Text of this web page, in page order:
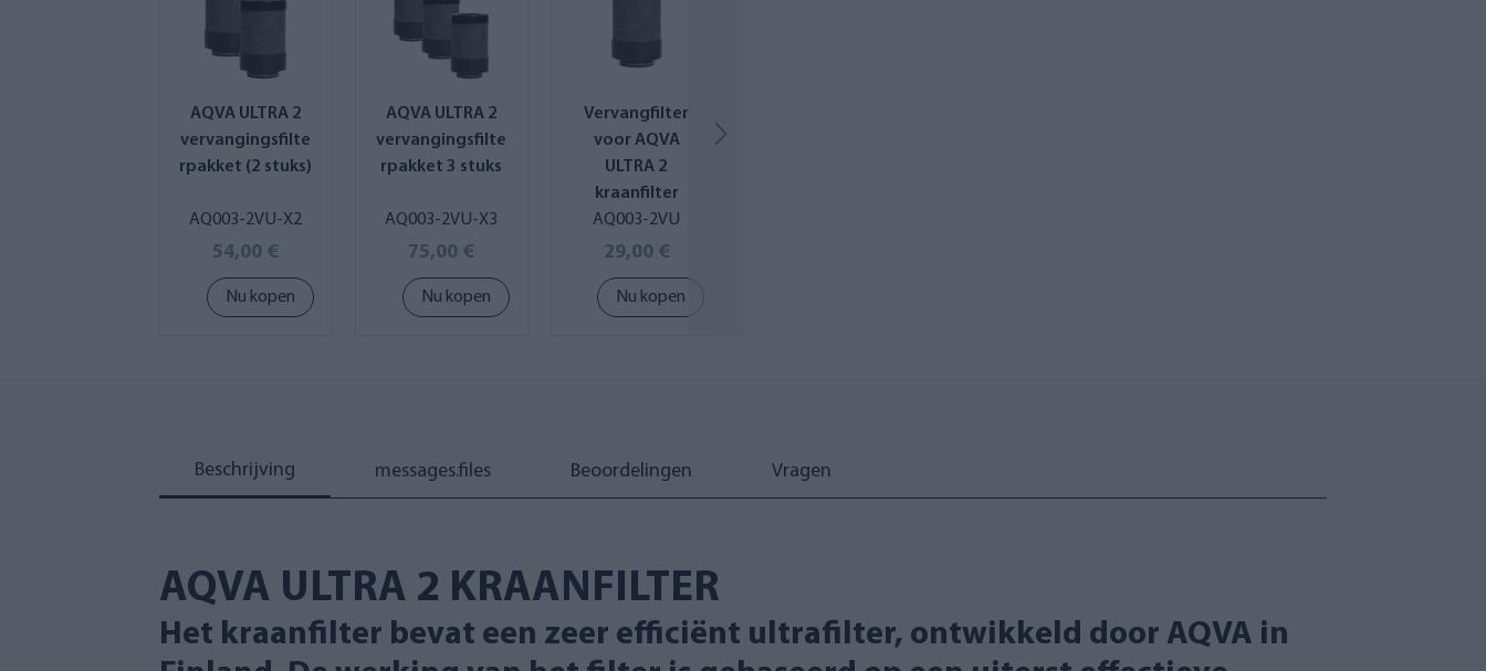
AQVA ULTRA 2
vervangingsfilte
rpakket (2 stuks)
AQ003-2VU-X2
54,00 €
Nu kopen
AQVA ULTRA 2
vervangingsfilte
rpakket 3 stuks
AQ003-2VU-X3
75,00 €
Nu kopen
Vervangfilter
voor AQVA
ULTRA 2
kraanfilter
AQ003-2VU
29,00 €
Nu kopen
Beschrijving messages.files Beoordelingen Vragen
AQVA ULTRA 2 KRAANFILTER
Het kraanfilter bevat een zeer efficiënt ultrafilter, ontwikkeld door AQVA in